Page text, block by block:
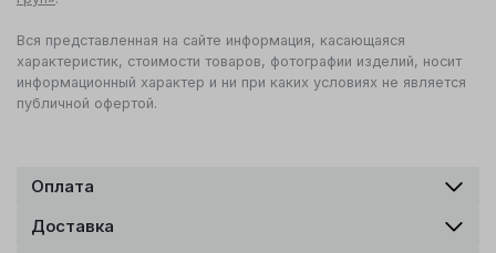
Вся представленная на сайте информация, касающаяся
характеристик, стоимости товаров, фотографии изделий, носит
информационный характер и ни при каких условиях не является
публичной офертой.
Оплата
Доставка